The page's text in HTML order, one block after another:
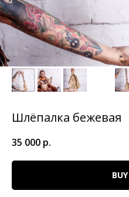
Шлёпалка бежевая
35 000 р.